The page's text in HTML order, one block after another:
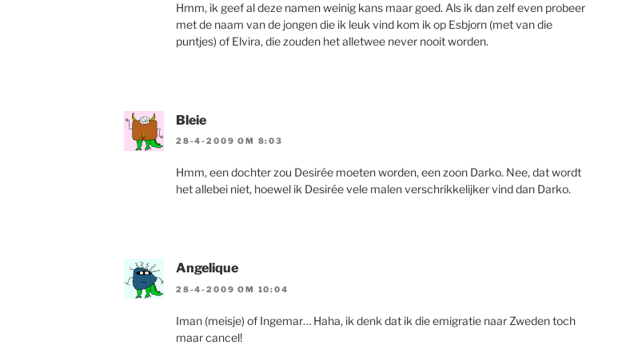
Hmm, ik geef al deze namen weinig kans maar goed. Als ik dan zelf even probeer
met de naam van de jongen die ik leuk vind kom ik op Esbjorn (met van die
puntjes) of Elvira, die zouden het alletwee never nooit worden.
Bleie
28-4-2009 OM 8:03
Hmm, een dochter zou Desirée moeten worden, een zoon Darko. Nee, dat wordt
het allebei niet, hoewel ik Desirée vele malen verschrikkelijker vind dan Darko.
Angelique
28-4-2009 OM 10:04
Iman (meisje) of Ingemar… Haha, ik denk dat ik die emigratie naar Zweden toch
maar cancel!